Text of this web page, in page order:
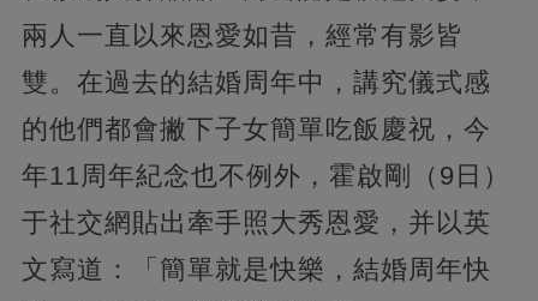
兩人一直以來恩愛如昔，經常有影皆
雙。在過去的結婚周年中，講究儀式感
的他們都會撇下子女簡單吃飯慶祝，今
年11周年紀念也不例外，霍啟剛（9日）
于社交網貼出牽手照大秀恩愛，并以英
文寫道：「簡單就是快樂，結婚周年快